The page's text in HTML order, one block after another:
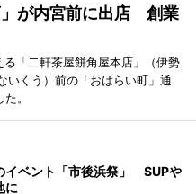
」が内宮前に出店 創業
「二軒茶屋餅角屋本店」（伊勢
いくう）前の「おはらい町」通
。
イベント「市後浜祭」 SUPや
に